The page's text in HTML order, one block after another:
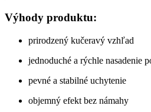
Výhody produktu:
prirodzený kučeravý vzhľad
jednoduché a rýchle nasadenie
pevné a stabilné uchytenie
objemný efekt bez námahy